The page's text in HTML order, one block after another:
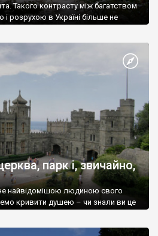
Такого контрасту між багатством
і розрухою в Україні більше не
парк і, звичайно,
найвідомішою людиною свого
кривити душею – чи знали ви це